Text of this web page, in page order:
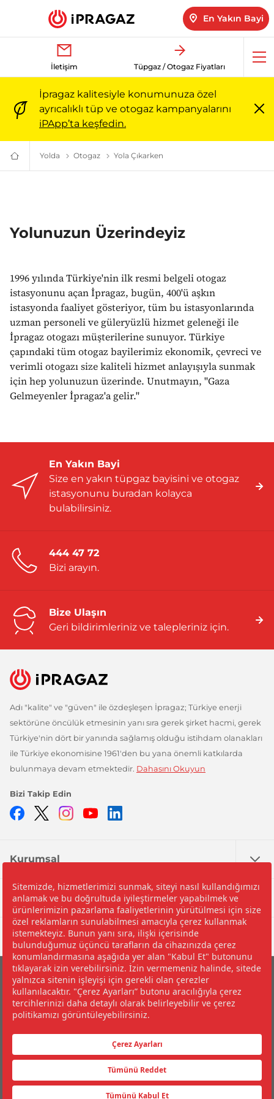
En Yakın Bayi
İletişim Tüpgaz / Otogaz Fiyatları
İpragaz kalitesiyle konumunuza özel
ayrıcalıklı tüp ve otogaz kampanyalarını
iPApp’ta keşfedin.
Türkiye’nin
Güvenilir
Yolda Yolda Otogaz İle İlgili Her Şey | İpragaz
Otogaz Yola Çıkarken
Yolunuzun Üzerindeyiz
1996 yılında Türkiye'nin ilk resmi belgeli otogaz
istasyonunu açan İpragaz, bugün, 400'ü aşkın
istasyonda faaliyet gösteriyor, tüm bu istasyonlarında
uzman personeli ve güleryüzlü hizmet geleneği ile
İpragaz otogazı müşterilerine sunuyor. Türkiye
çapındaki tüm otogaz bayilerimiz ekonomik, çevreci ve
verimli otogazı size kaliteli hizmet anlayışıyla sunmak
için hep yolunuzun üzerinde. Unutmayın, "Gaza
Gelmeyenler İpragaz'a gelir."
En Yakın Bayi
Size en yakın tüpgaz bayisini ve otogaz
istasyonunu buradan kolayca
bulabilirsiniz.
444 47 72
Bizi arayın.
Bize Ulaşın
Geri bildirimleriniz ve talepleriniz için.
Adı "kalite" ve "güven" ile özdeşleşen İpragaz; Türkiye enerji
sektörüne öncülük etmesinin yanı sıra gerek şirket hacmi, gerek
Türkiye'nin dört bir yanında sağlamış olduğu istihdam olanakları
ile Türkiye ekonomisine 1961'den bu yana önemli katkılarda
bulunmaya devam etmektedir. Dahasını Okuyun
Bizi Takip Edin
Facebook
TwitterInstagramYouTube
Kurumsal
Nedir?
Yardım
©2026 İpragaz A.Ş.
Çerez Politikası ve Çerez Tercihleriniz
Kişisel Verilerin Korunması